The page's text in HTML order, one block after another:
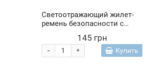
Светоотражающий жилет-
ремень безопасности с
вечерней езды 1605 (JS)
145 грн
+
- Купить